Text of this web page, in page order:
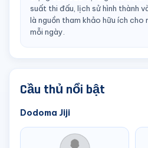
suất thi đấu, lịch sử hình thành
là nguồn tham khảo hữu ích
mỗi ngày.
Cầu thủ nổi bật
Dodoma Jiji